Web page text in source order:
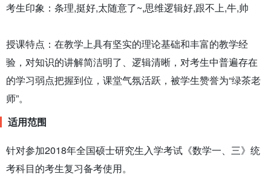
考生印象：条理,挺好,太随意了~,思维逻辑好,跟不上,牛,帅
授课特点：在教学上具有坚实的理论基础和丰富的教学经
验，对知识的讲解简洁明了、逻辑清晰，对考生中普遍存在
的学习弱点把握到位，课堂气氛活跃，被学生赞誉为“绿茶老
师”。
适用范围
针对参加2018年全国硕士研究生入学考试《数学一、三》统
考科目的考生复习备考使用。